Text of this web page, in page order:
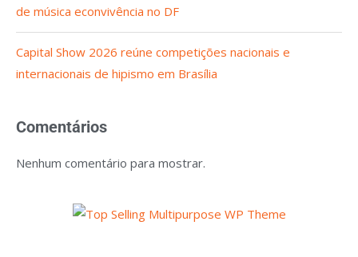
de música econvivência no DF
Capital Show 2026 reúne competições nacionais e
internacionais de hipismo em Brasília
Comentários
Nenhum comentário para mostrar.